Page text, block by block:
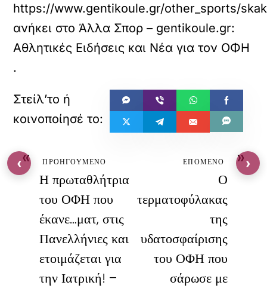
https://www.gentikoule.gr/other_sports/
ανήκει στοΆλλα Σπορ – gentikoule.gr:
Αθλητικές Ειδήσεις και Νέα για τον ΟΦΗ
.
« ΠΡΟΗΓΟΥΜΕΝΟ
Η πρωταθλήτρια
του ΟΦΗ που
έκανε…ματ, στις
Πανελλήνιες και
ετοιμάζεται για
την Ιατρική! –
»
ΕΠΟΜΕΝΟ
Ο
τερματοφύλακας
της
υδατοσφαίρισης
του ΟΦΗ που
σάρωσε με
‹ ›